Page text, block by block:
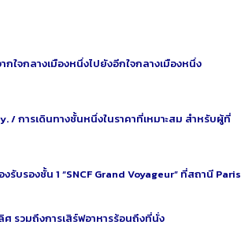
จกลางเมืองหนึ่งไปยังอีกใจกลางเมืองหนึ่ง
ารเดินทางชั้นหนึ่งในราคาที่เหมาะสม สำหรับผู้ที่
บรองชั้น 1 “SNCF Grand Voyageur” ที่สถานี Paris
รวมถึงการเสิร์ฟอาหารร้อนถึงที่นั่ง